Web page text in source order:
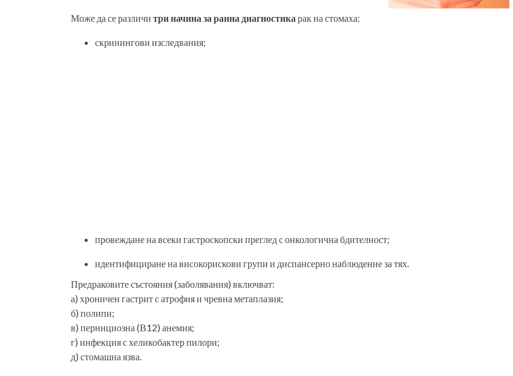
Може да се различи три начина за ранна диагностика рак на стомаха:
скринингови изследвания;
провеждане на всеки гастроскопски преглед с онкологична бдителност;
идентифициране на високорискови групи и диспансерно наблюдение за тях.
Предраковите състояния (заболявания) включват:
а) хроничен гастрит с атрофия и чревна метаплазия;
б) полипи;
в) пернициозна (В12) анемия;
г) инфекция с хеликобактер пилори;
д) стомашна язва.